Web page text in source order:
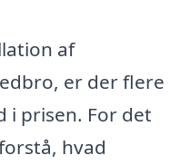
af
er der flere
i prisen. For det
hvad